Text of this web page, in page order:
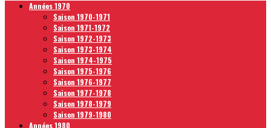
Années 1970
Saison 1970-1971
Saison 1971-1972
Saison 1972-1973
Saison 1973-1974
Saison 1974-1975
Saison 1975-1976
Saison 1976-1977
Saison 1977-1978
Saison 1978-1979
Saison 1979-1980
Années 1980